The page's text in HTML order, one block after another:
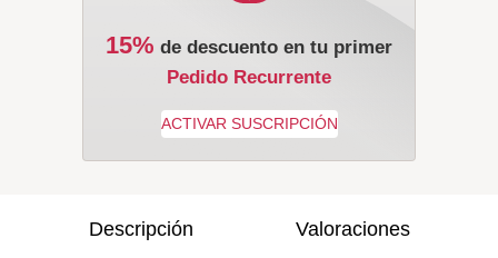
15% de descuento en tu primer
Pedido Recurrente
Descripción Valoraciones